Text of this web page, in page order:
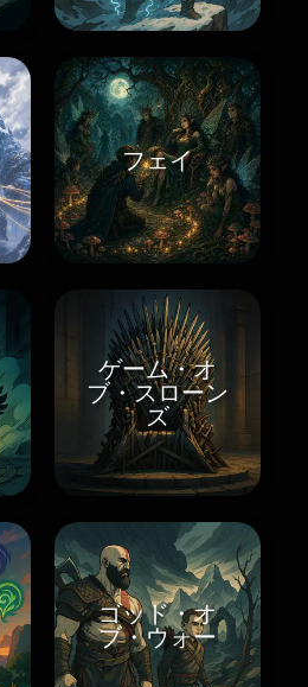
フェイ
ゲーム・オ
ブ・スローン
ズ
ゴッド・オ
ブ・ウォー